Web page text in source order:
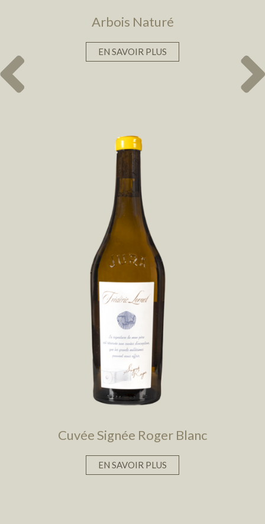
Arbois Naturé
EN SAVOIR PLUS
Cuvée Signée Roger Blanc
EN SAVOIR PLUS